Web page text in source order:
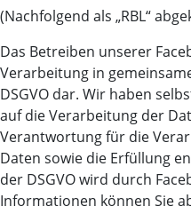
(Nachfolgend als „RBL“
Das Betreiben unserer
Verarbeitung in
DSGVO dar. Wir haben
auf die Verarbeitung der
Verantwortung für die
Daten sowie die Erfüllung
der DSGVO wird durch
Informationen können Sie